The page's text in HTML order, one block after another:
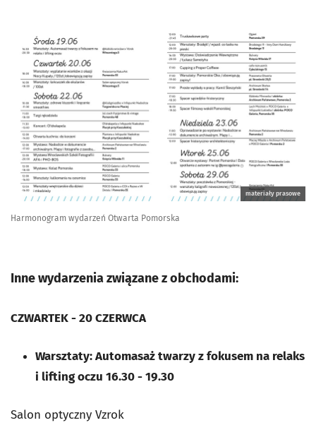
materiały prasowe
Harmonogram wydarzeń Otwarta Pomorska
Inne wydarzenia związane z obchodami:
CZWARTEK - 20 CZERWCA
Warsztaty: Automasaż twarzy z fokusem na relaks
i lifting oczu 16.30 - 19.30
Salon optyczny Vzrok